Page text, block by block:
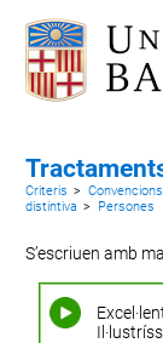
Criteris > Convencions
distintiva > Persones
S’escriuen amb